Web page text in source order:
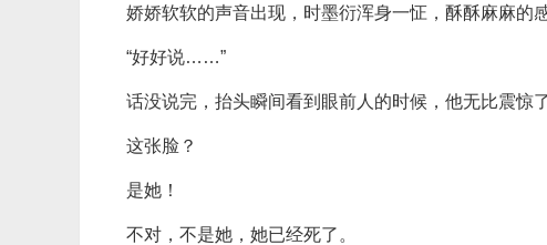
娇娇软软的声音出现，时墨衍浑身一怔，酥酥麻麻的
“好好说……”
话没说完，抬头瞬间看到眼前人的时候，他无比震惊了
这张脸？
是她！
不对，不是她，她已经死了。